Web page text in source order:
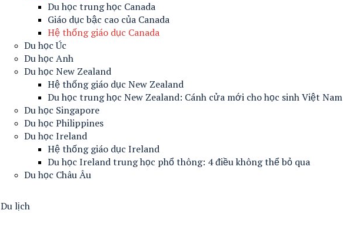
Du học trung học Canada
Giáo dục bậc cao của Canada
Hệ thống giáo dục Canada
Du học Úc
Du học Anh
Du học New Zealand
Hệ thống giáo dục New Zealand
Du học trung học New Zealand: Cánh cửa mới cho học sinh Việt Nam
Du học Singapore
Du học Philippines
Du học Ireland
Hệ thống giáo dục Ireland
Du học Ireland trung học phổ thông: 4 điều không thể bỏ qua
Du học Châu Âu
Du lịch